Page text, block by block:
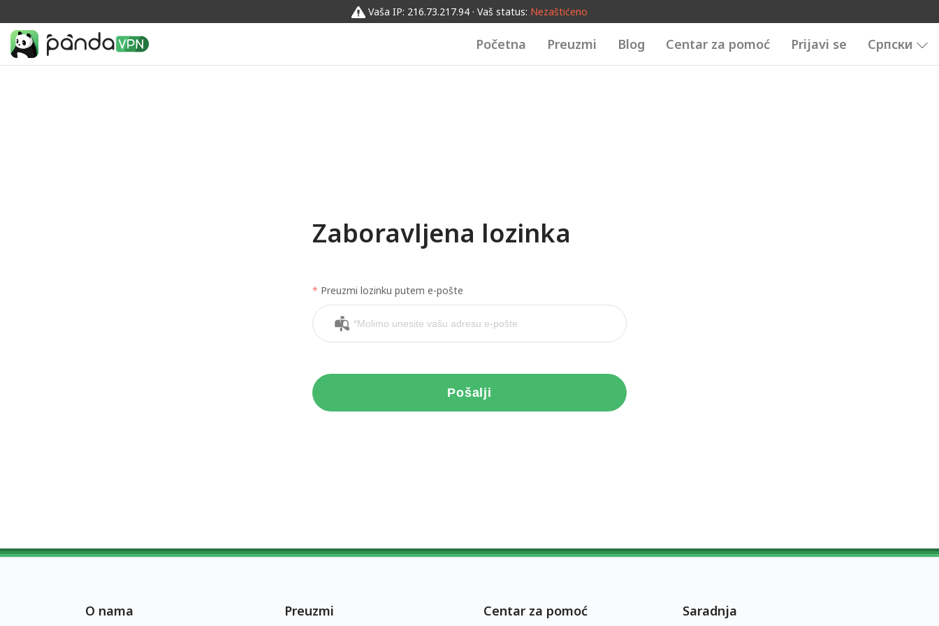
Vaša IP: 216.73.217.94 · Vaš status: Nezaštićeno
Početna Preuzmi Blog Centar za pomoć Prijavi se Српски
Zaboravljena lozinka
Preuzmi lozinku putem e-pošte
Pošalji
O nama Preuzmi Centar za pomoć Saradnja